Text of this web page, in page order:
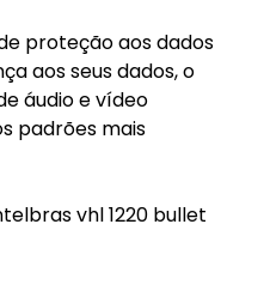
proteção aos dados
aos seus dados, o
áudio e vídeo
padrões mais
vhl 1220 bullet